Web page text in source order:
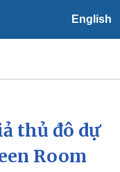
English
thời tiết
thủ đô dự
Room